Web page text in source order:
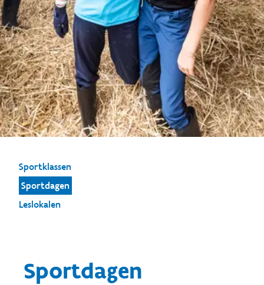
Sportklassen
Sportdagen
Leslokalen
Sportdagen